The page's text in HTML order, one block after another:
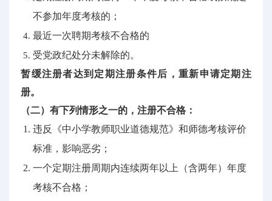
不参加年度考核的；
最近一次聘期考核不合格的
受党政纪处分未解除的。
暂缓注册者达到定期注册条件后，重新申请定期注
册。
（二）有下列情形之一的，注册不合格：
违反《中小学教师职业道德规范》和师德考核评价
标准，影响恶劣；
一个定期注册周期内连续两年以上（含两年）年度
考核不合格；